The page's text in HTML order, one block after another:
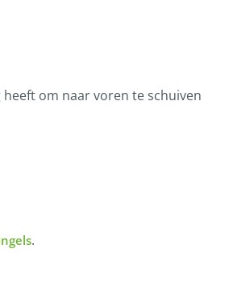
om naar voren te schuiven
.